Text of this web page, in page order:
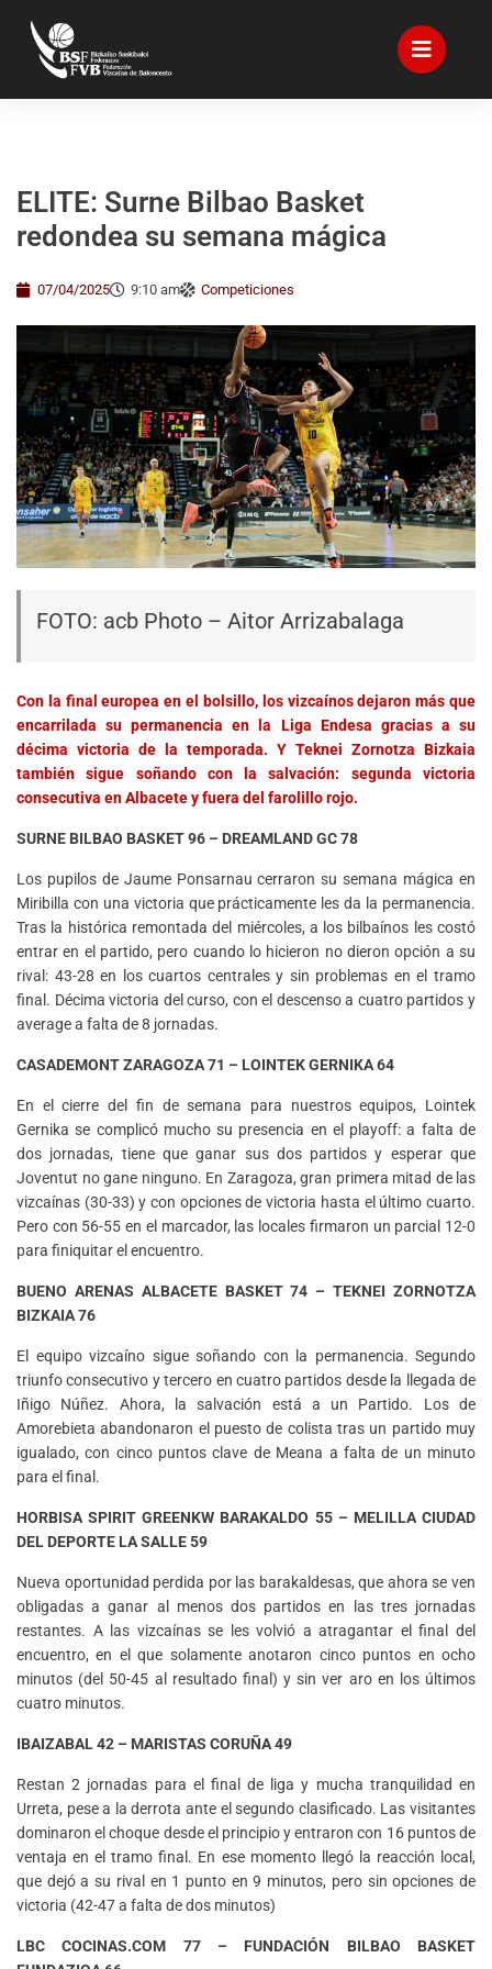
ELITE: Surne Bilbao Basket
redondea su semana mágica
07/04/2025 9:10 am Competiciones
FOTO: acb Photo – Aitor Arrizabalaga
Con la final europea en el bolsillo, los vizcaínos dejaron más que
encarrilada su permanencia en la Liga Endesa gracias a su
décima victoria de la temporada. Y Teknei Zornotza Bizkaia
también sigue soñando con la salvación: segunda victoria
consecutiva en Albacete y fuera del farolillo rojo.
SURNE BILBAO BASKET 96 – DREAMLAND GC 78
Los pupilos de Jaume Ponsarnau cerraron su semana mágica en
Miribilla con una victoria que prácticamente les da la permanencia.
Tras la histórica remontada del miércoles, a los bilbaínos les costó
entrar en el partido, pero cuando lo hicieron no dieron opción a su
rival: 43-28 en los cuartos centrales y sin problemas en el tramo
final. Décima victoria del curso, con el descenso a cuatro partidos y
average a falta de 8 jornadas.
CASADEMONT ZARAGOZA 71 – LOINTEK GERNIKA 64
En el cierre del fin de semana para nuestros equipos, Lointek
Gernika se complicó mucho su presencia en el playoff: a falta de
dos jornadas, tiene que ganar sus dos partidos y esperar que
Joventut no gane ninguno. En Zaragoza, gran primera mitad de las
vizcaínas (30-33) y con opciones de victoria hasta el último cuarto.
Pero con 56-55 en el marcador, las locales firmaron un parcial 12-0
para finiquitar el encuentro.
BUENO ARENAS ALBACETE BASKET 74 – TEKNEI ZORNOTZA
BIZKAIA 76
El equipo vizcaíno sigue soñando con la permanencia. Segundo
triunfo consecutivo y tercero en cuatro partidos desde la llegada de
Iñigo Núñez. Ahora, la salvación está a un Partido. Los de
Amorebieta abandonaron el puesto de colista tras un partido muy
igualado, con cinco puntos clave de Meana a falta de un minuto
para el final.
HORBISA SPIRIT GREENKW BARAKALDO 55 – MELILLA CIUDAD
DEL DEPORTE LA SALLE 59
Nueva oportunidad perdida por las barakaldesas, que ahora se ven
obligadas a ganar al menos dos partidos en las tres jornadas
restantes. A las vizcaínas se les volvió a atragantar el final del
encuentro, en el que solamente anotaron cinco puntos en ocho
minutos (del 50-45 al resultado final) y sin ver aro en los últimos
cuatro minutos.
IBAIZABAL 42 – MARISTAS CORUÑA 49
Restan 2 jornadas para el final de liga y mucha tranquilidad en
Urreta, pese a la derrota ante el segundo clasificado. Las visitantes
dominaron el choque desde el principio y entraron con 16 puntos de
ventaja en el tramo final. En ese momento llegó la reacción local,
que dejó a su rival en 1 punto en 9 minutos, pero sin opciones de
victoria (42-47 a falta de dos minutos)
LBC COCINAS.COM 77 – FUNDACIÓN BILBAO BASKET